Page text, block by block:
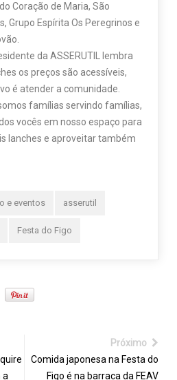
Coração de Maria, São
Grupo Espírita Os Peregrinos e
da ASSERUTIL lembra
os preços são acessíveis,
é atender a comunidade.
famílias servindo famílias,
vocês em nosso espaço para
lanches e aproveitar também
e eventos asserutil
Festa do Figo
a
Próximo
Comida japonesa na Festa do
Figo é na barraca da FEAV